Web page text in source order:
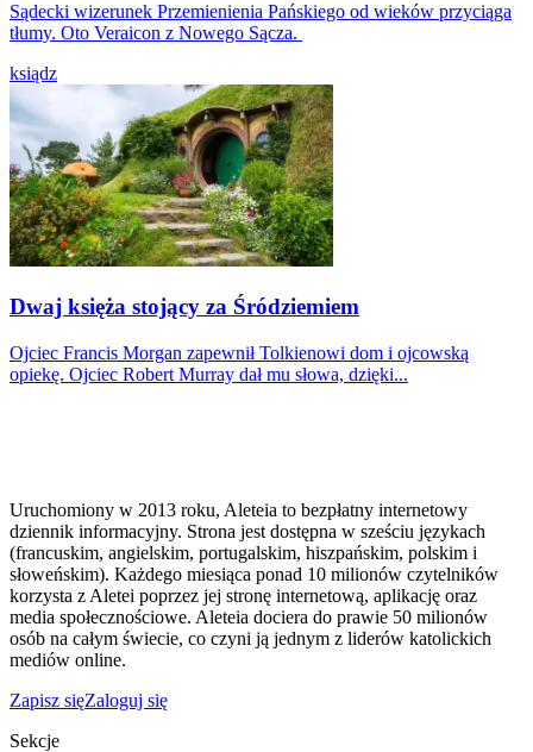
Sądecki wizerunek Przemienienia Pańskiego od wieków przyciąga
tłumy. Oto Veraicon z Nowego Sącza.
ksiądz
Dwaj księża stojący za Śródziemiem
Ojciec Francis Morgan zapewnił Tolkienowi dom i ojcowską
opiekę. Ojciec Robert Murray dał mu słowa, dzięki...
Uruchomiony w 2013 roku, Aleteia to bezpłatny internetowy
dziennik informacyjny. Strona jest dostępna w sześciu językach
(francuskim, angielskim, portugalskim, hiszpańskim, polskim i
słoweńskim). Każdego miesiąca ponad 10 milionów czytelników
korzysta z Aletei poprzez jej stronę internetową, aplikację oraz
media społecznościowe. Aleteia dociera do prawie 50 milionów
osób na całym świecie, co czyni ją jednym z liderów katolickich
mediów online.
Zapisz sięZaloguj się
Sekcje